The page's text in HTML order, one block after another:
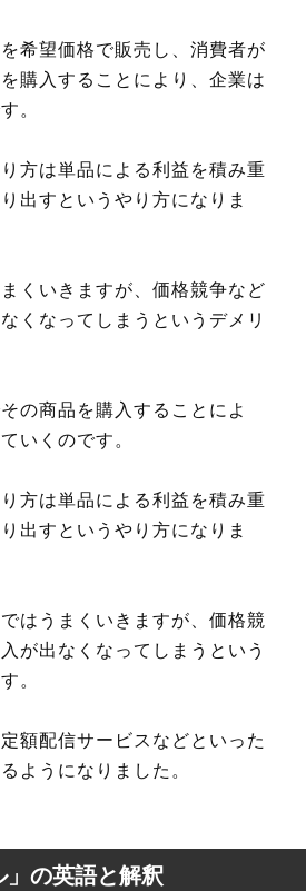
希望価格で販売し、消費者が
購入することにより、企業は
。
方は単品による利益を積み重
出すというやり方になりま
くいきますが、価格競争など
くなってしまうというデメリ
の商品を購入することによ
いくのです。
方は単品による利益を積み重
出すというやり方になりま
はうまくいきますが、価格競
が出なくなってしまうという
。
額配信サービスなどといった
ようになりました。
」の英語と解釈